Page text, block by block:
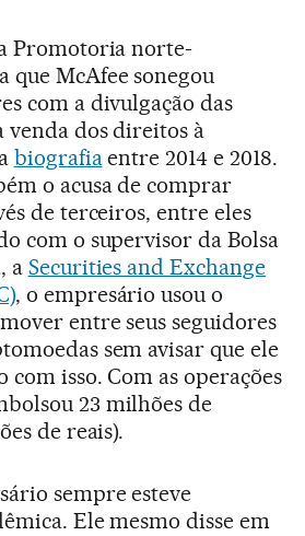
Promotoria norte-
que McAfee sonegou
com a divulgação das
venda dos direitos à
biografiaentre 2014 e 2018.
o acusa de comprar
de terceiros, entre eles
com o supervisor da Bolsa
a Securities and Exchange
, o empresário usou o
entre seus seguidores
sem avisar que ele
isso. Com as operações
23 milhões de
de reais).
sempre esteve
Ele mesmo disse em